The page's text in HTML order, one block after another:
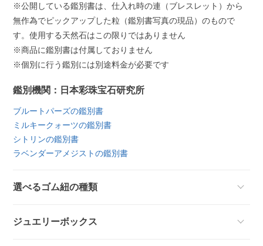
※公開している鑑別書は、仕入れ時の連（ブレスレット）から
無作為でピックアップした粒（鑑別書写真の現品）のもので
す。使用する天然石はこの限りではありません
※商品に鑑別書は付属しておりません
※個別に行う鑑別には別途料金が必要です
鑑別機関：日本彩珠宝石研究所
ブルートパーズの鑑別書
ミルキークォーツの鑑別書
シトリンの鑑別書
ラベンダーアメジストの鑑別書
選べるゴム紐の種類
ジュエリーボックス